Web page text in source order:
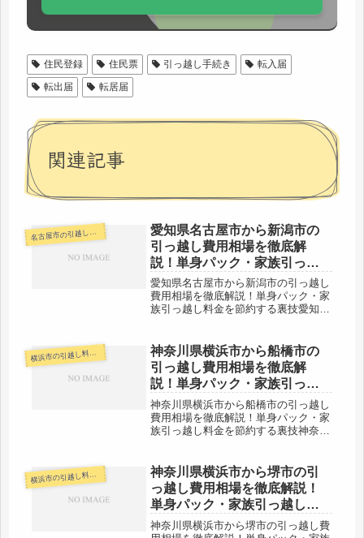
住民登録 住民票 引っ越し手続き
転入届
転出届
転居届
関連記事
名 古屋市の引越し料金・代金相場・見積り情報
愛知県名古屋市から新潟市の
引っ越し費用相場を徹底解
説！単身パック・家族引っ越
し料金を節約する裏技
愛知県名古屋市から新潟市の引っ越し
費用相場を徹底解説！単身パック・家
族引っ越し料金を節約する裏技愛知県
しを検討している人も参考にしてくだ
さい。愛知県名古屋市から新潟市まで
は...
横浜市の引越し料金・代金相場・見積り情報
神奈川県横浜市から船橋市の
引っ越し費用相場を徹底解
説！単身パック・家族引っ越
し料金を節約する裏技
神奈川県横浜市から船橋市の引っ越し
費用相場を徹底解説！単身パック・家
族引っ越し料金を節約する裏技神奈川
横浜市へ引越し予定のある人も参考に
してください。船橋区までは約
50km...
横浜市の引越し料金・代金相場・見積り情報
神奈川県横浜市から堺市の引
っ越し費用相場を徹底解説！
単身パック・家族引っ越し料
金を節約する裏技
神奈川県横浜市から堺市の引っ越し費